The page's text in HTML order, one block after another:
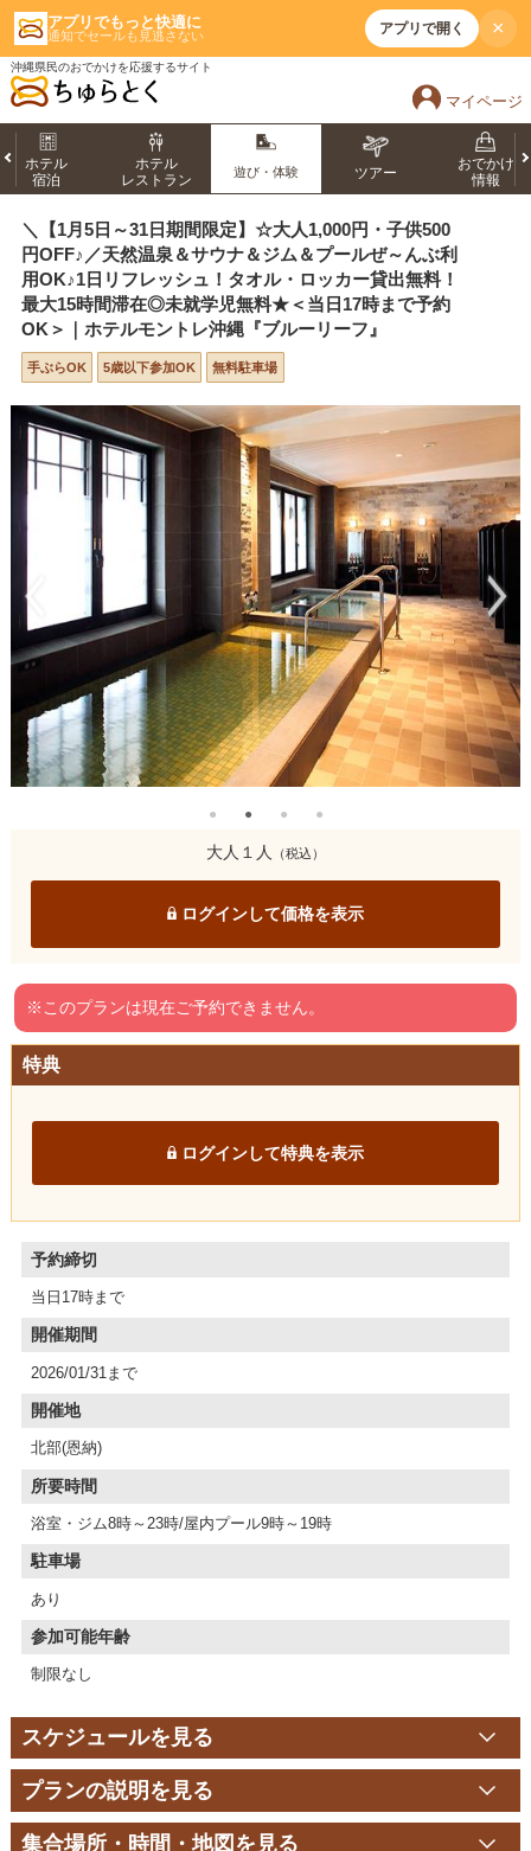
アプリでもっと快適に
通知でセールも見逃さない アプリで開く ×
沖縄県民のおでかけを応援するサイト
マイページ
ホテル
宿泊
ホテル
レストラン
遊び・体験 ツアー
おでかけ
情報
＼【1月5日～31日期間限定】☆大人1,000円・子供500
円OFF♪／天然温泉＆サウナ＆ジム＆プールぜ～んぶ利
用OK♪1日リフレッシュ！タオル・ロッカー貸出無料！
最大15時間滞在◎未就学児無料★＜当日17時まで予約
OK＞｜ホテルモントレ沖縄『ブルーリーフ』
手ぶらOK 5歳以下参加OK 無料駐車場
大人１人 （税込）
ログインして価格を表示
※このプランは現在ご予約できません。
特典
ログインして特典を表示
予約締切
当日17時まで
開催期間
2026/01/31まで
開催地
北部(恩納)
所要時間
浴室・ジム8時～23時/屋内プール9時～19時
駐車場
あり
参加可能年齢
制限なし
スケジュールを見る
プランの説明を見る
集合場所・時間・地図を見る